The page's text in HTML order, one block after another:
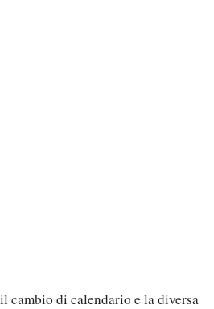
cambio di calendario e la diversa